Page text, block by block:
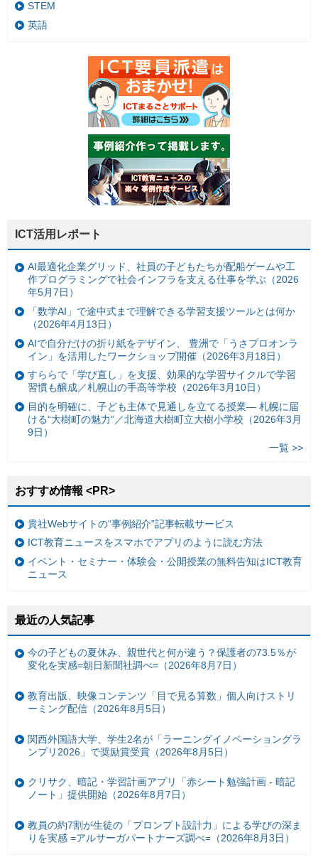
STEM
英語
ICT活用レポート
AI最適化企業グリッド、社員の子どもたちが配船ゲームや工
作プログラミングで社会インフラを支える仕事を学ぶ（2026
年5月7日）
「数学AI」で途中式まで理解できる学習支援ツールとは何か
（2026年4月13日）
AIで自分だけの折り紙をデザイン、 豊洲で「うさプロオンラ
イン」を活用したワークショップ開催（2026年3月18日）
すららで「学び直し」を支援、効果的な学習サイクルで学習
習慣も醸成／札幌山の手高等学校（2026年3月10日）
目的を明確に、子ども主体で見通しを立てる授業— 札幌に届
ける“大樹町の魅力”／北海道大樹町立大樹小学校（2026年3月
9日）
一覧 >>
おすすめ情報 <PR>
貴社Webサイトの“事例紹介”記事転載サービス
ICT教育ニュースをスマホでアプリのように読む方法
イベント・セミナー・体験会・公開授業の無料告知はICT教育
ニュース
最近の人気記事
今の子どもの夏休み、親世代と何が違う？保護者の73.5％が
変化を実感=朝日新聞社調べ=（2026年8月7日）
教育出版、映像コンテンツ「目で見る算数」個人向けストリ
ーミング配信（2026年8月5日）
関西外国語大学、学生2名が「ラーニングイノベーショングラ
ンプリ2026」で奨励賞受賞（2026年8月5日）
クリサク、暗記・学習計画アプリ「赤シート勉強計画 - 暗記
ノート」提供開始（2026年8月7日）
教員の約7割が生徒の「プロンプト設計力」による学びの深ま
りを実感 =アルサーガパートナーズ調べ=（2026年8月3日）